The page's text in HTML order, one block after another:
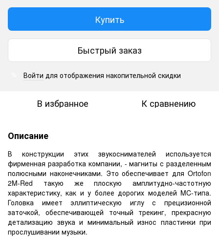
Купить
Быстрый заказ
Войти для отображения накопительной скидки
В избранное К сравнению
Описание
В конструкции этих звукоснимателей используется
фирменная разработка компании, - магниты с разделенным
полюсными наконечниками. Это обеспечивает для Ortofon
2M-Red такую же плоскую амплитудно-частотную
характеристику, как и у более дорогих моделей MC-типа.
Головка имеет эллиптическую иглу с прецизионной
заточкой, обеспечивающей точный трекинг, прекрасную
детализацию звука и минимальный износ пластинки при
прослушивании музыки.